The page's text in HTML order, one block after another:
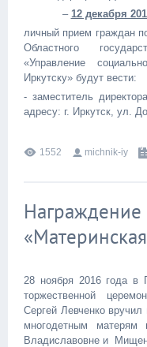
– 12 декабря
личный прием граждан
Областного
«Управление
Иркутску» будут вести:
- заместитель
адресу: г. Иркутск, ул.
1552 michnik-iy
28 ноября 2016 года в
торжественной
Сергей Левченко
многодетным матерям
Владиславовне и